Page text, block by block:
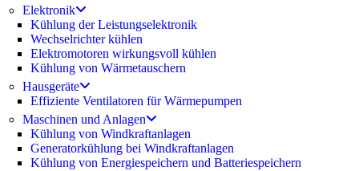
Elektronik
Kühlung der Leistungselektronik
Wechselrichter kühlen
Elektromotoren wirkungsvoll kühlen
Kühlung von Wärmetauschern
Hausgeräte
Effiziente Ventilatoren für Wärmepumpen
Maschinen und Anlagen
Kühlung von Windkraftanlagen
Generatorkühlung bei Windkraftanlagen
Kühlung von Energiespeichern und Batteriespeichern